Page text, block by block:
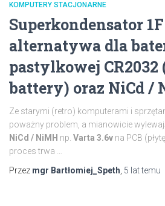
KOMPUTERY STACJONARNE
Superkondensator
alternatywa dla
pastylkowej
battery) oraz NiCd /
Ze starymi (retro) komputerami i
poważny problem, a mianowicie
NiCd / NiMH np. Varta 3.6v na PCB
proces trwa …
Przez mgr Bartłomiej_Speth 5 lattemu